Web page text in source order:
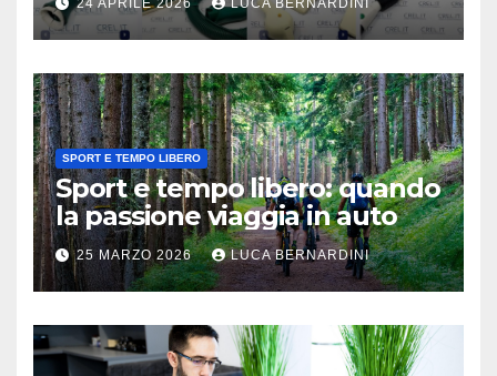
24 APRILE 2026 LUCA BERNARDINI
SPORT E TEMPO LIBERO
Sport e tempo libero: quando
la passione viaggia in auto
25 MARZO 2026 LUCA BERNARDINI